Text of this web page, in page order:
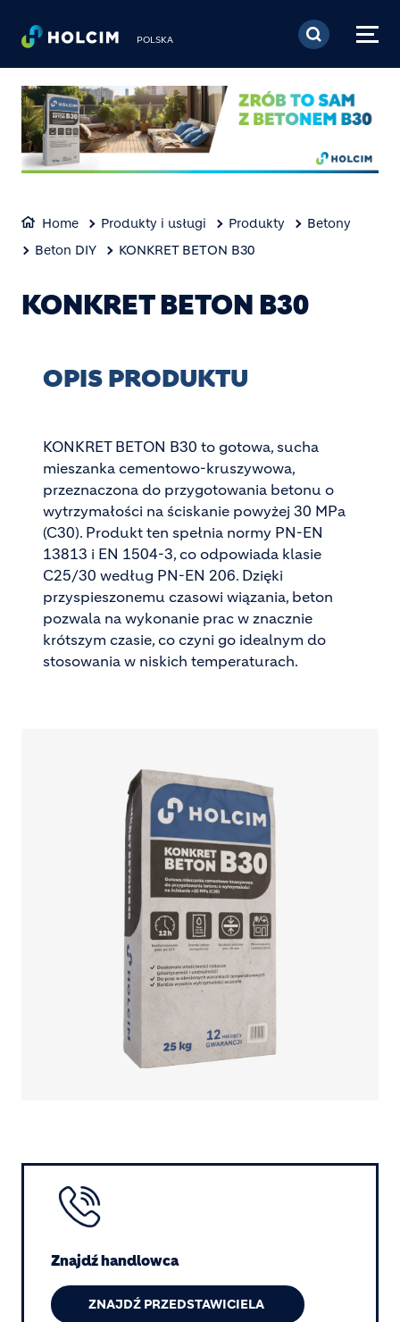
Przejdź do treści
POLSKA
Home Produkty i usługi Produkty
Betony
Beton DIY
KONKRET BETON B30
KONKRET BETON B30
OPIS PRODUKTU
KONKRET BETON B30 to gotowa, sucha
mieszanka cementowo-kruszywowa,
przeznaczona do przygotowania betonu o
wytrzymałości na ściskanie powyżej 30 MPa
(C30). Produkt ten spełnia normy PN-EN
13813 i EN 1504-3, co odpowiada klasie
C25/30 według PN-EN 206. Dzięki
przyspieszonemu czasowi wiązania, beton
pozwala na wykonanie prac w znacznie
krótszym czasie, co czyni go idealnym do
stosowania w niskich temperaturach.
Image
Znajdź handlowca
ZNAJDŹ PRZEDSTAWICIELA